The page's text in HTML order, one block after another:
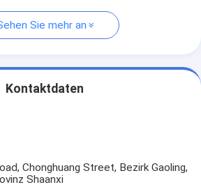
Sie mehr an
Kontaktdaten
Chonghuang Street, Bezirk Gaoling,
Shaanxi